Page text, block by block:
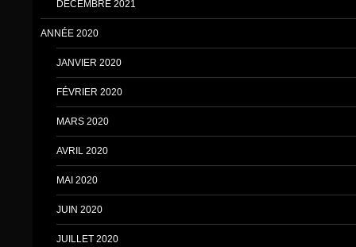
DÉCEMBRE 2021
ANNÉE 2020
JANVIER 2020
FÉVRIER 2020
MARS 2020
AVRIL 2020
MAI 2020
JUIN 2020
JUILLET 2020